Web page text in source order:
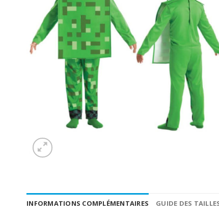
INFORMATIONS COMPLÉMENTAIRES GUIDE DES